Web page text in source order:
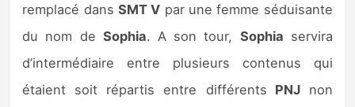
remplacé dans SMT V par une femme séduisante
du nom de Sophia. A son tour, Sophia servira
d’intermédiaire entre plusieurs contenus qui
étaient soit répartis entre différents PNJnon